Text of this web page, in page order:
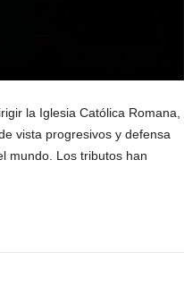
la Iglesia Católica Romana,
vista progresivos y defensa
mundo. Los tributos han